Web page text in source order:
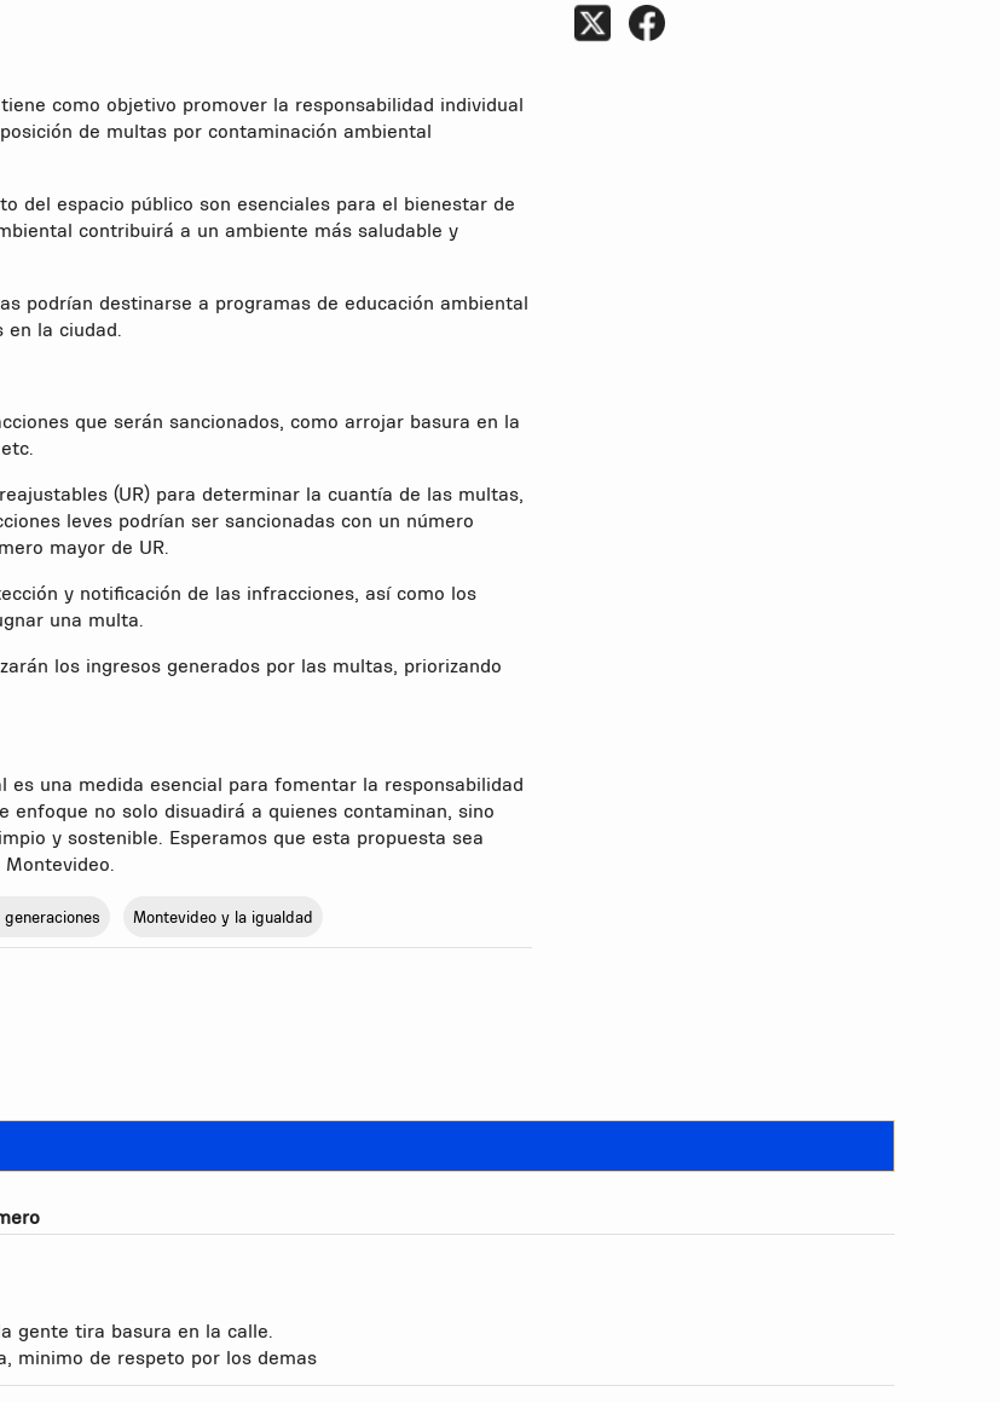
como objetivo promover la responsabilidad individual
de multas por contaminación ambiental
del espacio público son esenciales para el bienestar de
contribuirá a un ambiente más saludable y
podrían destinarse a programas de educación ambiental
la ciudad.
que serán sancionados, como arrojar basura en la
(UR) para determinar la cuantía de las multas,
leves podrían ser sancionadas con un número
mayor de UR.
y notificación de las infracciones, así como los
una multa.
los ingresos generados por las multas, priorizando
una medida esencial para fomentar la responsabilidad
no solo disuadirá a quienes contaminan, sino
y sostenible. Esperamos que esta propuesta sea
Montevideo y la igualdad
gente tira basura en la calle.
minimo de respeto por los demas